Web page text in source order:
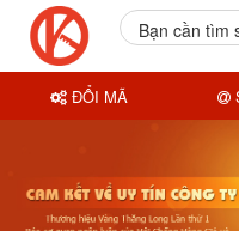
Bạn cần tìm
ĐỔI MÃ